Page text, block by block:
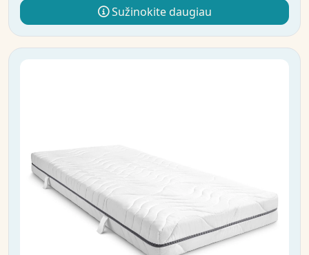
Sužinokite daugiau